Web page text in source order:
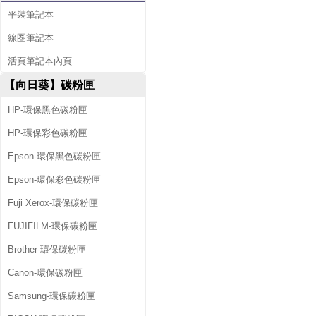
平裝筆記本
線圈筆記本
活頁筆記本內頁
【向日葵】碳粉匣
HP-環保黑色碳粉匣
HP-環保彩色碳粉匣
Epson-環保黑色碳粉匣
Epson-環保彩色碳粉匣
Fuji Xerox-環保碳粉匣
FUJIFILM-環保碳粉匣
Brother-環保碳粉匣
Canon-環保碳粉匣
Samsung-環保碳粉匣